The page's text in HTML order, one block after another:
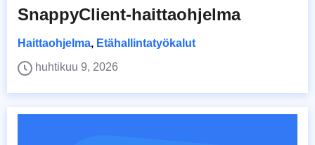
SnappyClient-haittaohjelma
Haittaohjelma, Etähallintatyökalut
huhtikuu 9, 2026